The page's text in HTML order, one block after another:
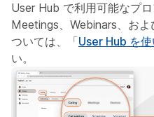
User Hub で利用可能なプ
Meetings、Webinars、お
ついては、「User Hub を
い。